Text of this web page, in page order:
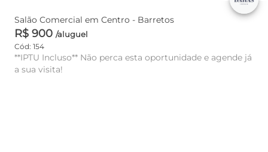
Salão Comercial em Centro - Barretos
R$ 900 /aluguel
Cód: 154
**IPTU Incluso** Não perca esta oportunidade e agende já
a sua visita!